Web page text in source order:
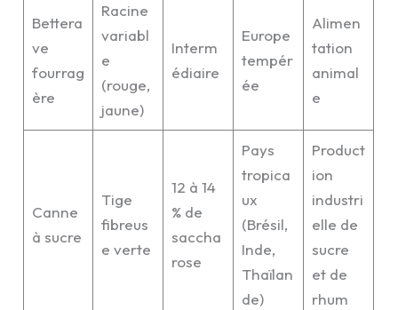
Bettera
ve
fourrag
ère
Racine
variabl
e
(rouge,
jaune)
Interm
édiaire
Europe
tempér
ée
Alimen
tation
animal
e
Canne
à sucre
Tige
fibreus
e verte
12 à 14
% de
saccha
rose
Pays
tropica
ux
(Brésil,
Inde,
Thaïlan
de)
Product
ion
industri
elle de
sucre
et de
rhum